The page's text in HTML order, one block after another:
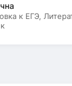
к ЕГЭ,